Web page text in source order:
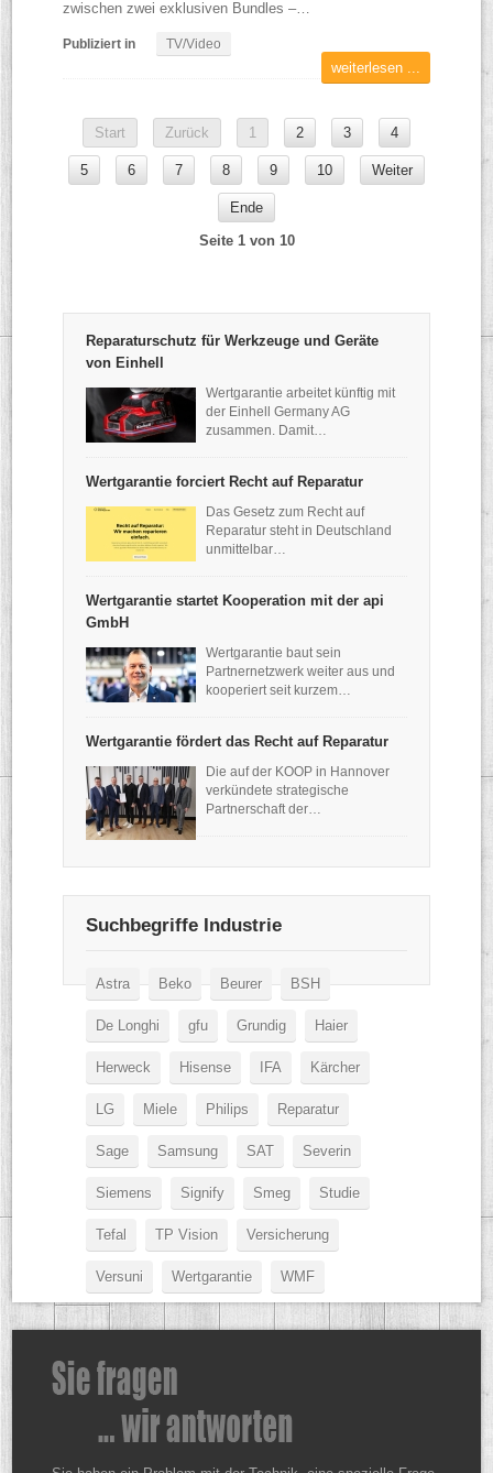
zwischen zwei exklusiven Bundles –…
Publiziert in TV/Video
weiterlesen ...
Start Zurück 1 2 3 4
5 6 7 8 9 10 Weiter
Ende
Seite 1 von 10
Reparaturschutz für Werkzeuge und Geräte
von Einhell
Wertgarantie arbeitet künftig mit
der Einhell Germany AG
zusammen. Damit…
Wertgarantie forciert Recht auf Reparatur
Das Gesetz zum Recht auf
Reparatur steht in Deutschland
unmittelbar…
Wertgarantie startet Kooperation mit der api
GmbH
Wertgarantie baut sein
Partnernetzwerk weiter aus und
kooperiert seit kurzem…
Wertgarantie fördert das Recht auf Reparatur
Die auf der KOOP in Hannover
verkündete strategische
Partnerschaft der…
Suchbegriffe Industrie
Astra Beko Beurer BSH
De Longhi gfu Grundig Haier
Herweck Hisense IFA Kärcher
LG Miele Philips Reparatur
Sage Samsung SAT Severin
Siemens Signify Smeg Studie
Tefal TP Vision Versicherung
Versuni Wertgarantie WMF